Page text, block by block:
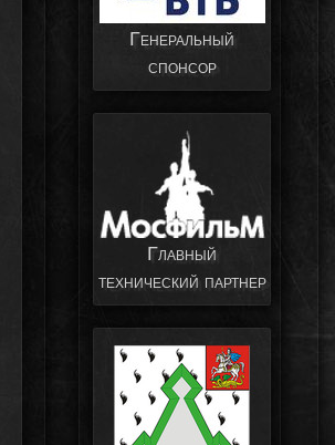
Генеральный
спонсор
Главный
технический партнер